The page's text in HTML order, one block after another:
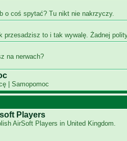
o coś spytać? Tu nikt nie nakrzyczy.
przesadzisz to i tak wywalę. Żadnej
na nerwach?
| Samopomoc
Players
AirSoft Players in United Kingdom.